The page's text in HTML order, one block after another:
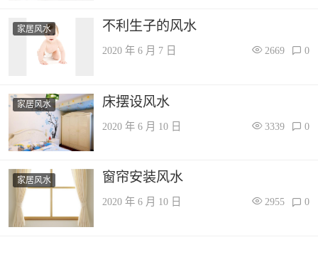
家居风水 不利生子的风水
2020 年 6 月 7 日 2669 0
家居风水 床摆设风水
2020 年 6 月 10 日 3339 0
家居风水 窗帘安装风水
2020 年 6 月 10 日 2955 0